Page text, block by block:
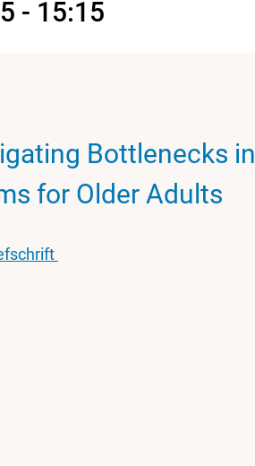
- 15:15
Bottlenecks in
for Older Adults